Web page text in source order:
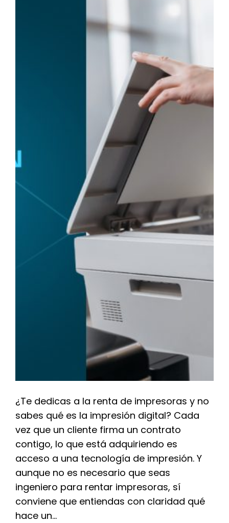
¿Te dedicas a la renta de impresoras y no
sabes qué es la impresión digital? Cada
vez que un cliente firma un contrato
contigo, lo que está adquiriendo es
acceso a una tecnología de impresión. Y
aunque no es necesario que seas
ingeniero para rentar impresoras, sí
conviene que entiendas con claridad qué
hace un…